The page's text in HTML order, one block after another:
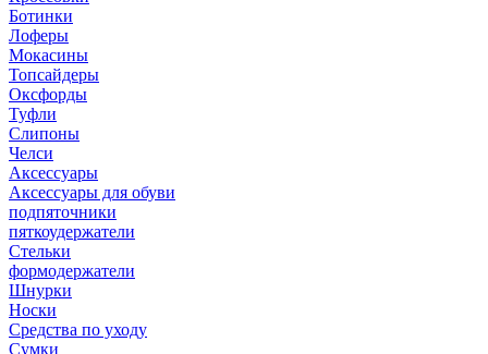
Ботинки
Лоферы
Мокасины
Топсайдеры
Оксфорды
Туфли
Слипоны
Челси
Аксессуары
Аксессуары для обуви
подпяточники
пяткоудержатели
Стельки
формодержатели
Шнурки
Носки
Средства по уходу
Сумки